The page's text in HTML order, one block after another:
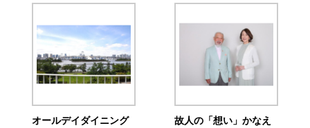
オールデイダイニング
故人の「想い」かなえ